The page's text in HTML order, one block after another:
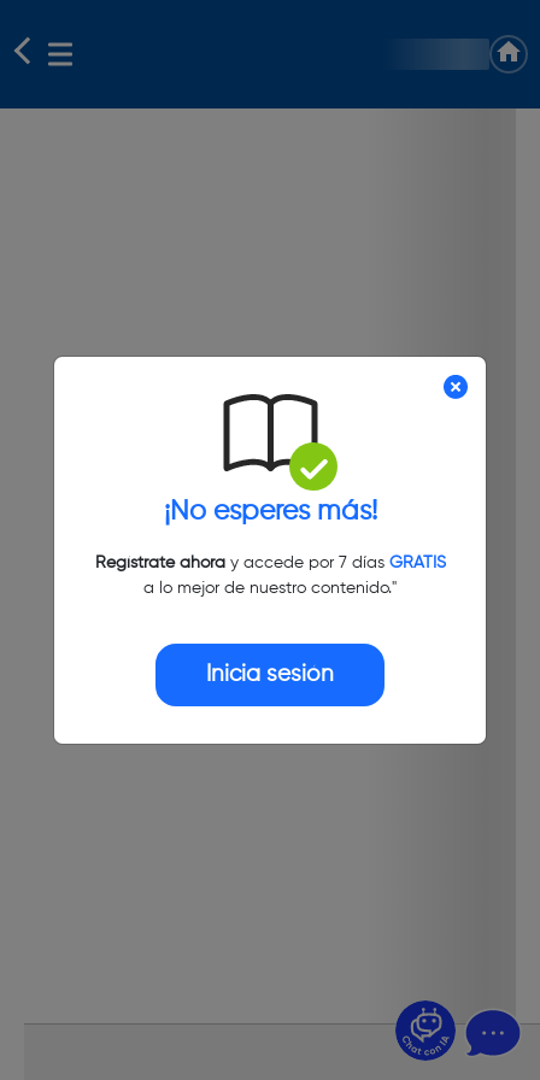
¡No esperes más!
Regístrate ahoray accede por 7 días GRATIS
a lo mejor de nuestro contenido."
Inicia sesión